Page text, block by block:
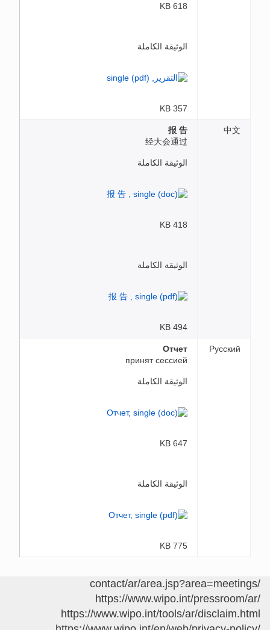
618 KB
الوثيقة الكاملة
357 KB
中文
报 告
经大会通过
الوثيقة الكاملة
418 KB
الوثيقة الكاملة
494 KB
Русский
Oтчет
принят сессией
الوثيقة الكاملة
647 KB
الوثيقة الكاملة
775 KB
/contact/ar/area.jsp?area=meetings
https://www.wipo.int/pressroom/ar/
https://www.wipo.int/tools/ar/disclaim.html